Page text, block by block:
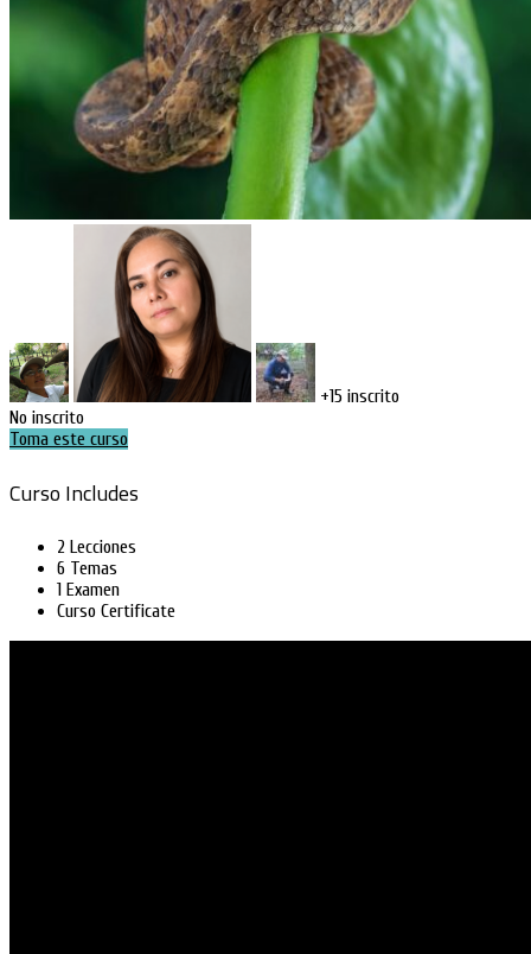
+15 inscrito
No inscrito
Toma este curso
Curso Includes
2 Lecciones
6 Temas
1 Examen
Curso Certificate